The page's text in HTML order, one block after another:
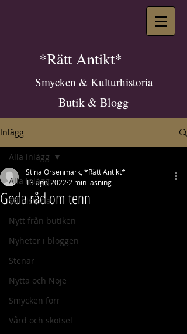
*Rätt Antikt*
Smycken & Kulturhistoria
Butik & Blogg
Inlägg
Alla inlägg
Stilhistoria
Nytt från butiken
Nyheter i bloggen
Stenar
Nytta och Nöje
Smycken förr
Vård och skötsel
Alla inlägg
Goda råd om tenn
Stina Orsenmark, *Rätt Antikt*
13 apr. 2022 2 min läsning